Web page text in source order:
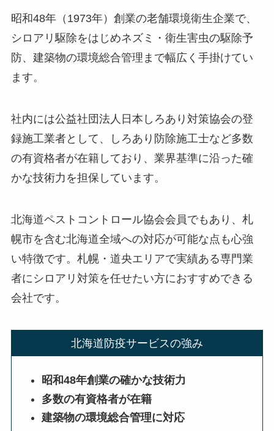
昭和48年（1973年）創業の老舗環境衛生企業で、
シロアリ駆除をはじめネズミ・衛生害虫の駆除予
防、建築物の環境総合管理まで幅広く手掛けてい
ます。
社内には公益社団法人日本しろあり対策協会の登
録施工業者として、しろあり防除施工士など多数
の有資格者が在籍しており、業界基準に沿った確
かな技術力を担保しています。
北海道ペストコントロール協会会員でもあり、札
幌市を含む北海道全域への対応が可能な点も心強
い特徴です。札幌・道央エリアで実績ある専門業
者にシロアリ対策を任せたい方におすすめできる
会社です。
北海道防疫サービスの強み
昭和48年創業の確かな技術力
多数の有資格者が在籍
建築物の環境総合管理に対応